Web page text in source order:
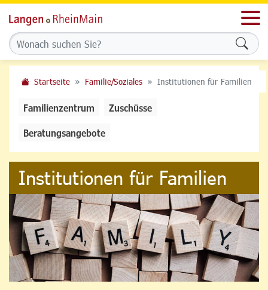
Startseite Familie/Soziales Institutionen für Familien
Familienzentrum Zuschüsse
Beratungsangebote
Institutionen für Familien